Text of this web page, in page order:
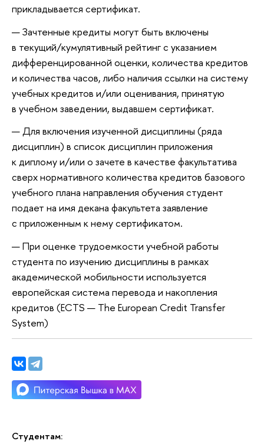
Студентам:
прикладывается сертификат.
Зачтенные кредиты могут быть включены
в текущий/кумулятивный рейтинг с указанием
дифференцированной оценки, количества кредитов
и количества часов, либо наличия ссылки на систему
учебных кредитов и/или оценивания, принятую
в учебном заведении, выдавшем сертификат.
Для включения изученной дисциплины (ряда
дисциплин) в список дисциплин приложения
к диплому и/или о зачете в качестве факультатива
сверх нормативного количества кредитов базового
учебного плана направления обучения студент
подает на имя декана факультета заявление
с приложенным к нему сертификатом.
При оценке трудоемкости учебной работы
студента по изучению дисциплины в рамках
академической мобильности используется
европейская система перевода и накопления
кредитов (ECTS — The European Credit Transfer
System)